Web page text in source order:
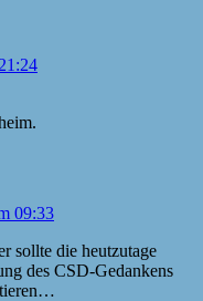
09:33
sollte die heutzutage
des CSD-Gedankens